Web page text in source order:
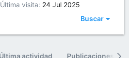
Última visita 24 Jul 2025
Buscar
Última actividad Publicaciones